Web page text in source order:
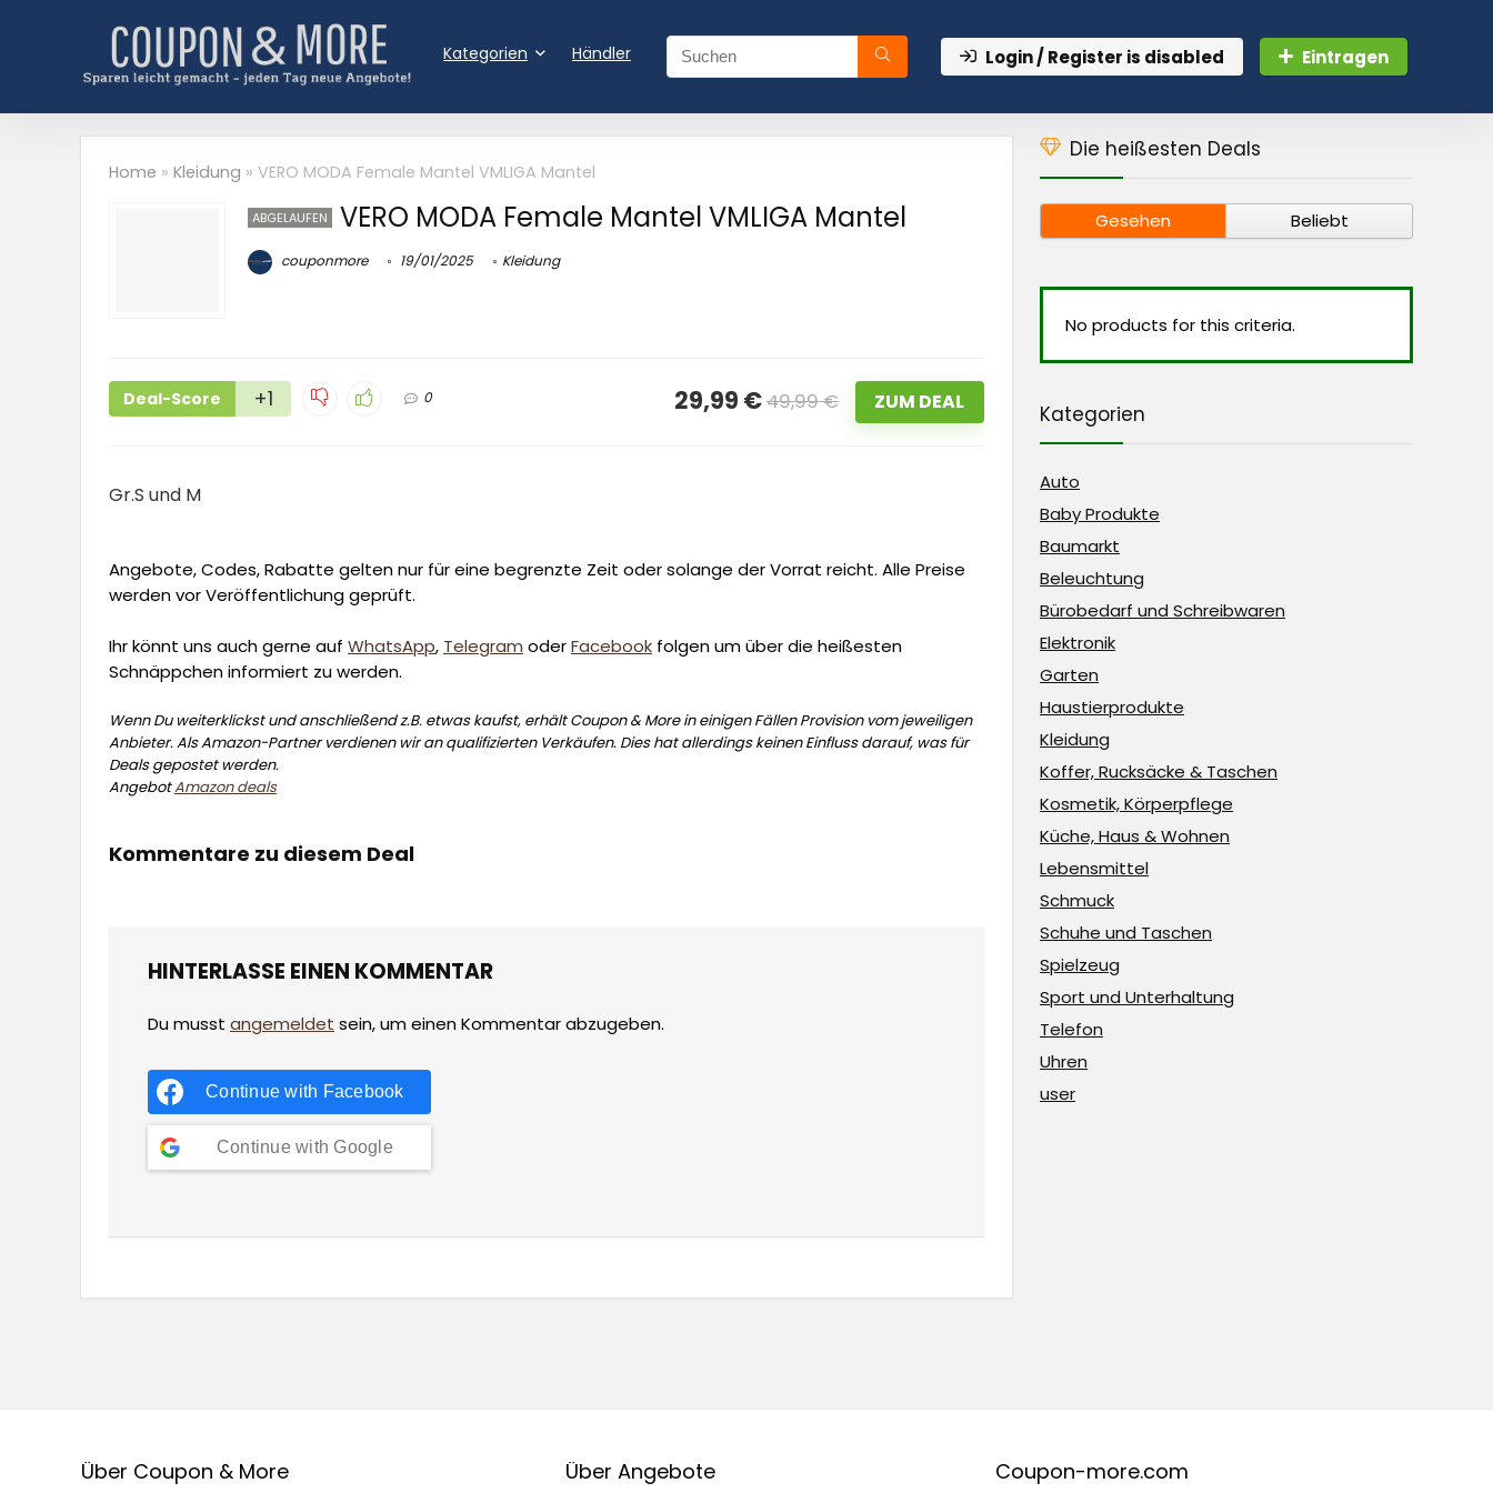
Kategorien Händler Login / Register is disabled Eintragen
Home » Kleidung » VERO MODA Female Mantel VMLIGA Mantel
ABGELAUFEN VERO MODA Female Mantel VMLIGA Mantel
couponmore 19/01/2025 Kleidung
Deal-Score +1 0 29,99 €49,99 € ZUM DEAL
Gr.S und M
Angebote, Codes, Rabatte gelten nur für eine begrenzte Zeit oder solange der Vorrat reicht. Alle Preise
werden vor Veröffentlichung geprüft.
Ihr könnt uns auch gerne auf WhatsApp, Telegram oderFacebook folgen um über die heißesten
Schnäppchen informiert zu werden.
Wenn Du weiterklickst und anschließend z.B. etwas kaufst, erhält Coupon & More in einigen Fällen Provision vom jeweiligen
Anbieter. Als Amazon-Partner verdienen wir an qualifizierten Verkäufen. Dies hat allerdings keinen Einfluss darauf, was für
Deals gepostet werden.
AngebotAmazon deals
Kommentare zu diesem Deal
HINTERLASSE EINEN KOMMENTAR
Du musst angemeldet sein, um einen Kommentar abzugeben.
Continue with Facebook
Continue with Google
Die heißesten Deals
Gesehen Beliebt
No products for this criteria.
Kategorien
Auto
Baby Produkte
Baumarkt
Beleuchtung
Bürobedarf und Schreibwaren
Elektronik
Garten
Haustierprodukte
Kleidung
Koffer, Rucksäcke & Taschen
Kosmetik, Körperpflege
Küche, Haus & Wohnen
Lebensmittel
Schmuck
Schuhe und Taschen
Spielzeug
Sport und Unterhaltung
Telefon
Uhren
user
Über Coupon & More Über Angebote Coupon-more.com